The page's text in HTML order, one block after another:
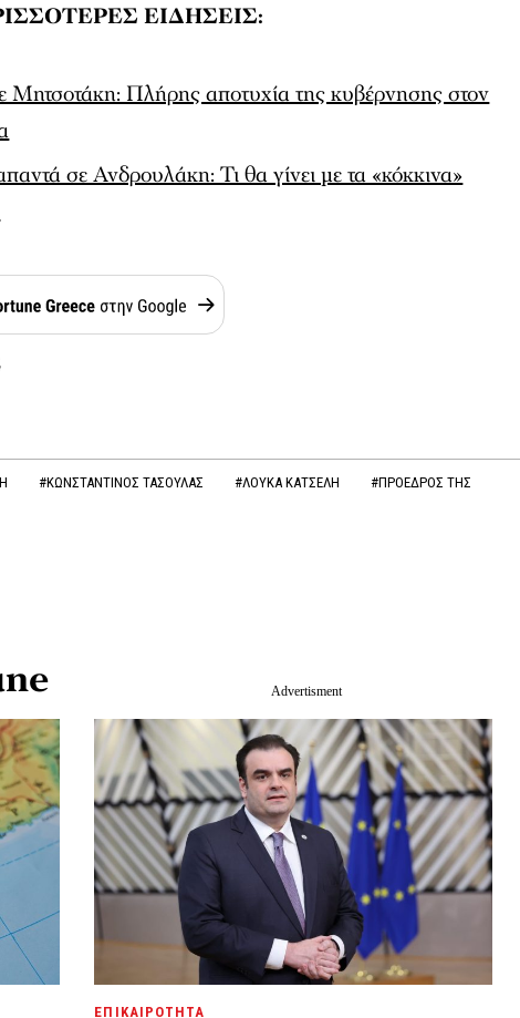
ΕΙΔΗΣΕΙΣ:
Μητσοτάκη: Πλήρης αποτυχία της κυβέρνησης στον
σε Ανδρουλάκη: Τι θα γίνει με τα «κόκκινα»
#ΚΩΝΣΤΑΝΤΙΝΟΣ ΤΑΣΟΥΛΑΣ #ΛΟΥΚΑ ΚΑΤΣΕΛΗ
#ΠΡΟΕΔΡΟΣ ΤΗΣ
ΕΠΙΚΑΙΡΟΤΗΤΑ